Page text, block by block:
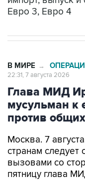
Евро 3, Евро 4
В МИРЕ →
22:31, 7 августа 2026
Глава МИД
мусульман к
против
Москва. 7
странам следует
вызовами со
пятницу глава